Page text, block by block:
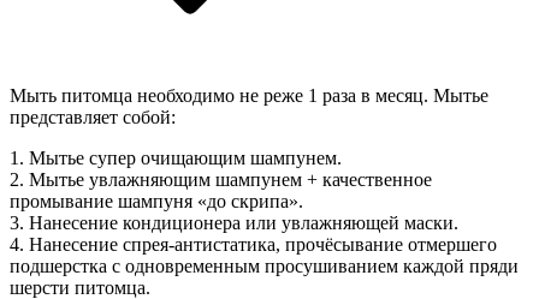
Мыть питомца необходимо не реже 1 раза в месяц. Мытье
представляет собой:
1. Мытье супер очищающим шампунем.
2. Мытье увлажняющим шампунем + качественное
промывание шампуня «до скрипа».
3. Нанесение кондиционера или увлажняющей маски.
4. Нанесение спрея-антистатика, прочёсывание отмершего
подшерстка с одновременным просушиванием каждой пряди
шерсти питомца.